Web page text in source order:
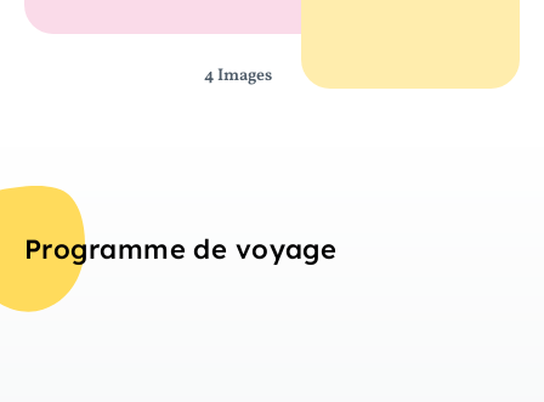
4 Images
Programme de voyage